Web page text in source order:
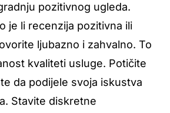
pozitivnog ugleda.
je li recenzija pozitivna ili
ljubazno i zahvalno. To
kvaliteti usluge. Potičite
da podijele svoja iskustva
Stavite diskretne